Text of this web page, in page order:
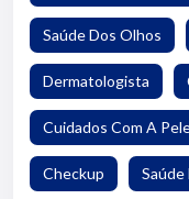
Saúde Dos Olhos
Dermatologista
Cuidados Com A
Checkup